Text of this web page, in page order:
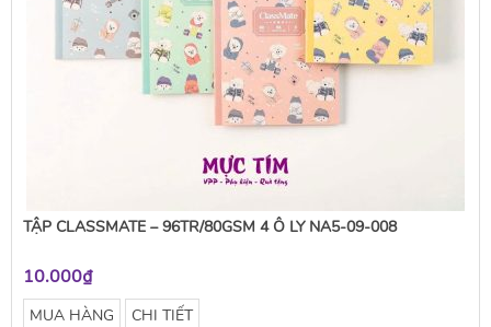
TẬP CLASSMATE – 96TR/80GSM 4 Ô LY NA5-09-008
10.000₫
MUA HÀNG CHI TIẾT